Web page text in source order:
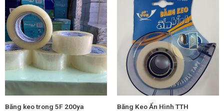
phẩm
Băng keo trong 5F 200ya Băng Keo Ẩn Hình TTH